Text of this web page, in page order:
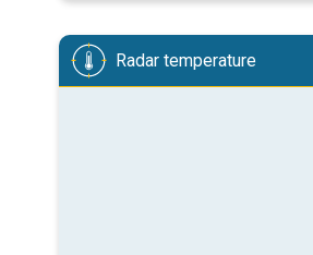
Radar temperature